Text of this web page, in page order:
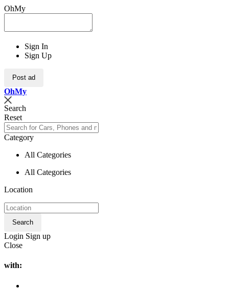
OhMy
Sign In
Sign Up
Post ad
OhMy
Search
Reset
Category
All Categories
All Categories
Location
Search
Login Sign up
Close
with: